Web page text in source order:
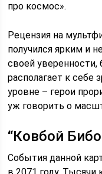
про космос».
Рецензия на
получился ярким и
своей уверенности,
располагает к себе
уровне – герои
уж говорить о
“Ковбой
События данной